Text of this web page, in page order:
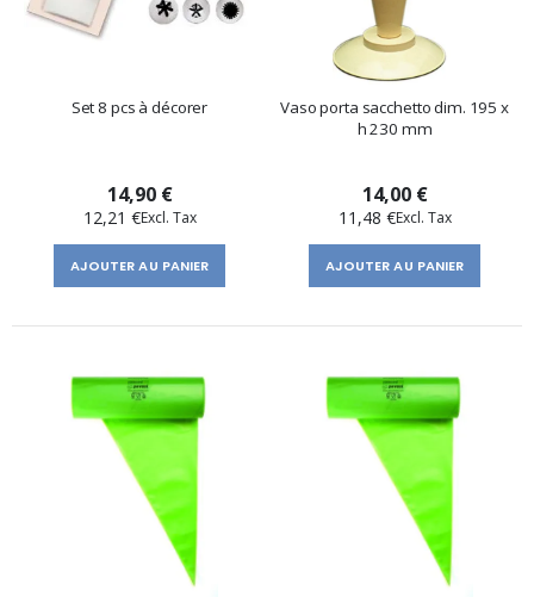
Set 8 pcs à décorer
14,90 €
12,21 €
AJOUTER AU PANIER
Vaso porta sacchetto dim. 195 x
h 230 mm
14,00 €
11,48 €
AJOUTER AU PANIER